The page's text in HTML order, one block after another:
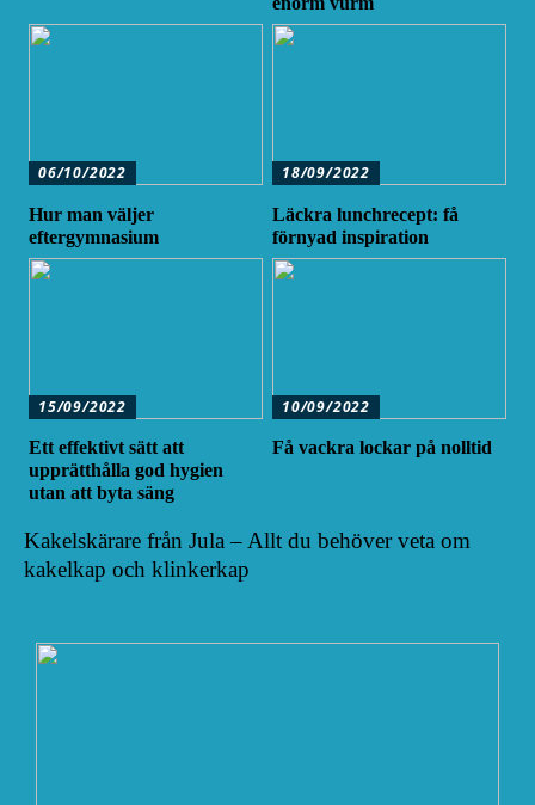
06/10/2022
Hur man väljer
eftergymnasium
18/09/2022
Läckra lunchrecept: få
förnyad inspiration
15/09/2022
Ett effektivt sätt att
upprätthålla god hygien
utan att byta säng
10/09/2022
Få vackra lockar på nolltid
Kakelskärare från Jula – Allt du behöver veta om
kakelkap och klinkerkap